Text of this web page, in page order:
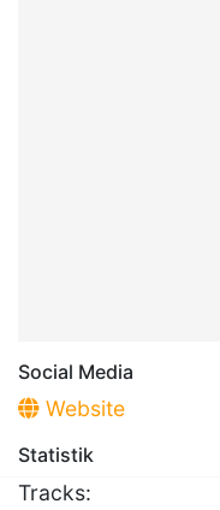
Social Media
Website
Statistik
Tracks: